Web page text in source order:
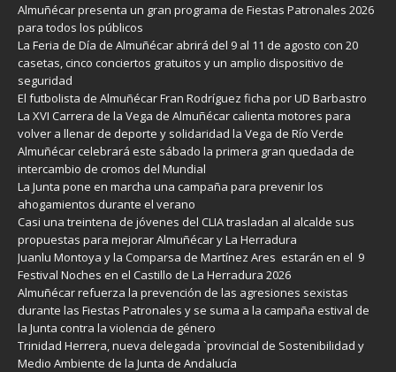
Almuñécar presenta un gran programa de Fiestas Patronales 2026
para todos los públicos
La Feria de Día de Almuñécar abrirá del 9 al 11 de agosto con 20
casetas, cinco conciertos gratuitos y un amplio dispositivo de
seguridad
El futbolista de Almuñécar Fran Rodríguez ficha por UD Barbastro
La XVI Carrera de la Vega de Almuñécar calienta motores para
volver a llenar de deporte y solidaridad la Vega de Río Verde
Almuñécar celebrará este sábado la primera gran quedada de
intercambio de cromos del Mundial
La Junta pone en marcha una campaña para prevenir los
ahogamientos durante el verano
Casi una treintena de jóvenes del CLIA trasladan al alcalde sus
propuestas para mejorar Almuñécar y La Herradura
Juanlu Montoya y la Comparsa de Martínez Ares estarán en el 9
Festival Noches en el Castillo de La Herradura 2026
Almuñécar refuerza la prevención de las agresiones sexistas
durante las Fiestas Patronales y se suma a la campaña estival de
la Junta contra la violencia de género
Trinidad Herrera, nueva delegada `provincial de Sostenibilidad y
Medio Ambiente de la Junta de Andalucía